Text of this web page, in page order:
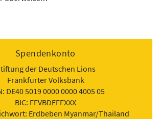
Spendenkonto
der Deutschen Lions
Frankfurter Volksbank
DE40 5019 0000 0000 4005 05
BIC: FFVBDEFFXXX
Erdbeben Myanmar/Thailand